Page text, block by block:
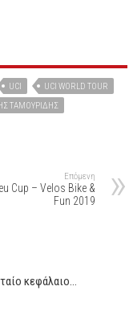
UCI
UCI WORLD TOUR
ΤΑΜΟΥΡΊΔΗΣ
Επόμενη
Cup – Velos Bike &
Fun 2019
κεφάλαιο…